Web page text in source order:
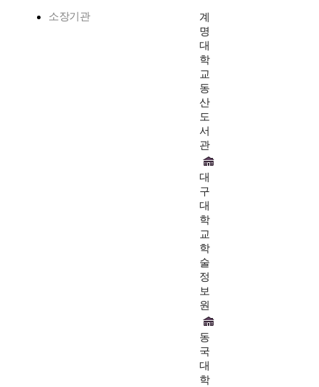
소장기관
계
명
대
학
교
동
산
도
서
관
대
구
대
학
교
학
술
정
보
원
동
국
대
학